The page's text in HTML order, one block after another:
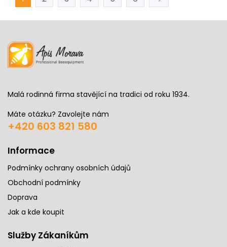
Malá rodinná firma stavějící na tradici od roku 1934.
Máte otázku? Zavolejte nám
+420 603 821 580
Informace
Podmínky ochrany osobních údajů
Obchodní podmínky
Doprava
Jak a kde koupit
Služby Zákaníkům